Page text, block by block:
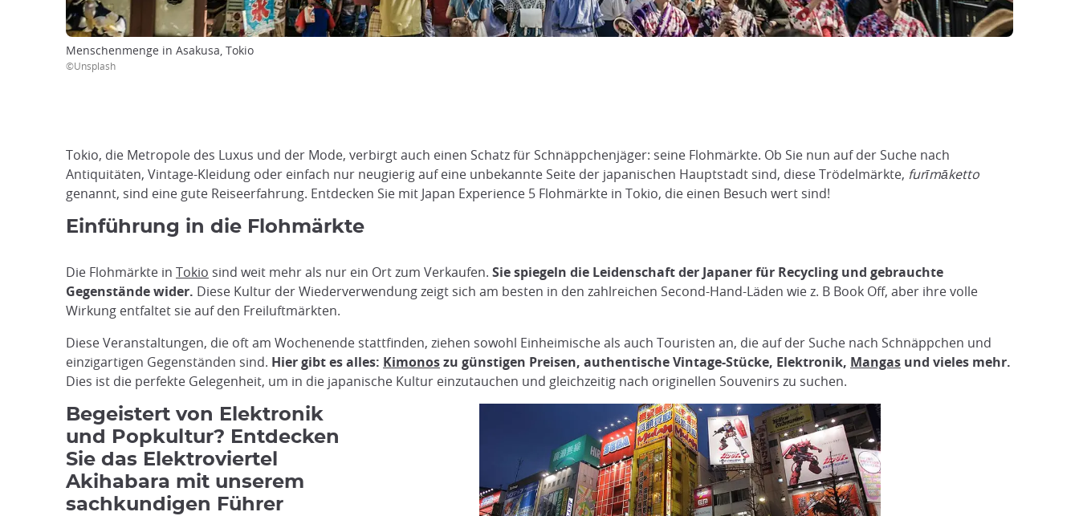
Menschenmenge in Asakusa, Tokio
©Unsplash
Tokio, die Metropole des Luxus und der Mode, verbirgt auch einen Schatz für Schnäppchenjäger: seine Flohmärkte. Ob Sie nun auf der Suche nach
Antiquitäten, Vintage-Kleidung oder einfach nur neugierig auf eine unbekannte Seite der japanischen Hauptstadt sind, diese Trödelmärkte, furīmāketto
genannt, sind eine gute Reiseerfahrung. Entdecken Sie mit Japan Experience 5 Flohmärkte in Tokio, die einen Besuch wert sind!
Einführung in die Flohmärkte
Die Flohmärkte in Tokio sind weit mehr als nur ein Ort zum Verkaufen. Sie spiegeln die Leidenschaft der Japaner für Recycling und gebrauchte
Gegenstände wider. Diese Kultur der Wiederverwendung zeigt sich am besten in den zahlreichen Second-Hand-Läden wie z. B Book Off, aber ihre volle
Wirkung entfaltet sie auf den Freiluftmärkten.
Diese Veranstaltungen, die oft am Wochenende stattfinden, ziehen sowohl Einheimische als auch Touristen an, die auf der Suche nach Schnäppchen und
einzigartigen Gegenständen sind. Hier gibt es alles: Kimonoszu günstigen Preisen, authentische Vintage-Stücke, Elektronik, Mangas und vieles mehr.
Dies ist die perfekte Gelegenheit, um in die japanische Kultur einzutauchen und gleichzeitig nach originellen Souvenirs zu suchen.
Begeistert von Elektronik
und Popkultur? Entdecken
Sie das Elektroviertel
Akihabara mit unserem
sachkundigen Führer